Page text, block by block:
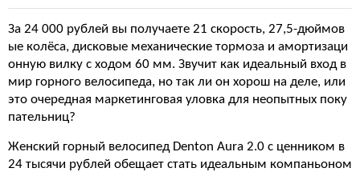
За 24 000 рублей вы получаете 21 скорость, 27,5-дюймов
ые колёса, дисковые механические тормоза и амортизаци
онную вилку с ходом 60 мм. Звучит как идеальный вход в
мир горного велосипеда, но так ли он хорош на деле, или
это очередная маркетинговая уловка для неопытных поку
пательниц?
Женский горный велосипед Denton Aura 2.0 с ценником в
24 тысячи рублей обещает стать идеальным компаньоном